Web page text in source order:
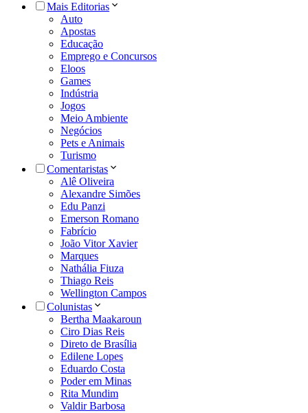
Mais Editorias
Auto
Apostas
Educação
Emprego e Concursos
Eloos
Games
Indústria
Jogos
Meio Ambiente
Negócios
Pets e Animais
Turismo
Comentaristas
Alê Oliveira
Alexandre Simões
Edu Panzi
Emerson Romano
Fabrício
João Vitor Xavier
Marques
Nathália Fiuza
Thiago Reis
Wellington Campos
Colunistas
Bertha Maakaroun
Ciro Dias Reis
Direto de Brasília
Edilene Lopes
Eduardo Costa
Poder em Minas
Rita Mundim
Valdir Barbosa